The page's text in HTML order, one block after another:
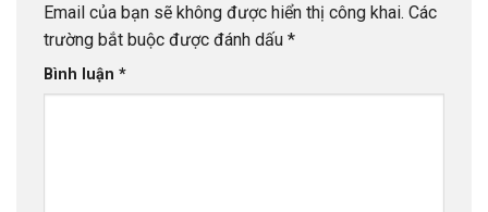
Email của bạn sẽ không được hiển thị công khai. Các
trường bắt buộc được đánh dấu *
Bình luận *